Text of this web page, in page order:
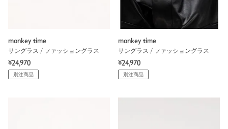
monkey time
サングラス / ファッショングラス
¥24,970
別注商品
monkey time
サングラス / ファッショングラス
¥24,970
別注商品